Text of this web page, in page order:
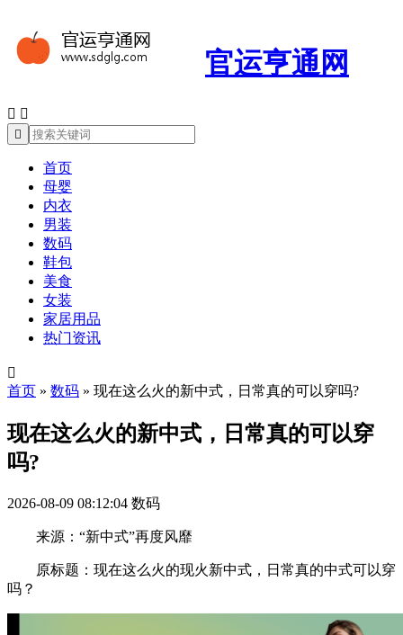
官运亨通网
 

首页
母婴
内衣
男装
数码
鞋包
美食
女装
家居用品
热门资讯

首页 » 数码 » 现在这么火的新中式，日常真的可以穿吗?
现在这么火的新中式，日常真的可以穿
吗?
2026-08-09 08:12:04 数码
来源：“新中式”再度风靡
原标题：现在这么火的现火新中式，日常真的中式可以穿
吗？